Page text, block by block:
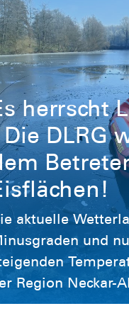
für die Rennen
herrscht
DLRG
aktuelle
und
Region Neckar-
auf